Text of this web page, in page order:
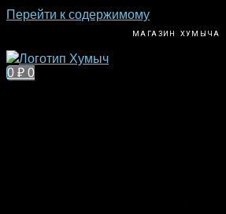
Перейти к содержимому
МАГАЗИН ХУМЫЧА
0 ₽ 0